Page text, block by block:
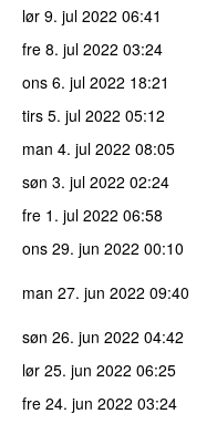
lør 9. jul 2022 06:41
fre 8. jul 2022 03:24
ons 6. jul 2022 18:21
tirs 5. jul 2022 05:12
man 4. jul 2022 08:05
søn 3. jul 2022 02:24
fre 1. jul 2022 06:58
ons 29. jun 2022 00:10
man 27. jun 2022 09:40
søn 26. jun 2022 04:42
lør 25. jun 2022 06:25
fre 24. jun 2022 03:24